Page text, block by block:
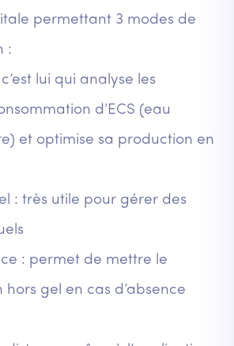
permettant 3 modes de
:
lui qui analyse les
d’ECS (eau
et optimise sa production en
: très utile pour gérer des
: permet de mettre le
gel en cas d’absence